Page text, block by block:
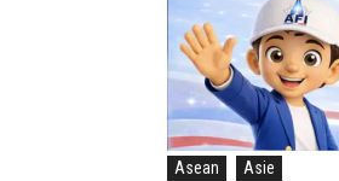
Asean Asie